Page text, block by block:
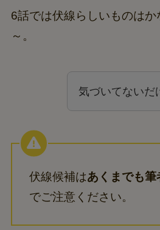
6話では伏線らしいものは
～。
気づいてないだ
伏線候補はあくまでも筆
でご注意ください。